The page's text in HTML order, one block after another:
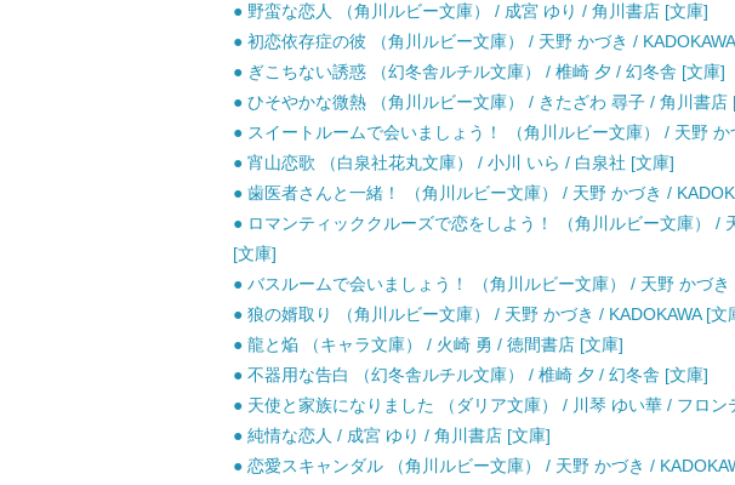
● 野蛮な恋人 （角川ルビー文庫） / 成宮 ゆり / 角川書店 [文庫]
● 初恋依存症の彼 （角川ルビー文庫） / 天野 かづき /
● ぎこちない誘惑 （幻冬舎ルチル文庫） / 椎崎 夕 / 幻冬舎 [文庫]
● ひそやかな微熱 （角川ルビー文庫） / きたざわ 尋子 / 角川書店
● スイートルームで会いましょう！ （角川ルビー文庫） / 天野
● 宵山恋歌 （白泉社花丸文庫） / 小川 いら / 白泉社 [文庫]
● 歯医者さんと一緒！ （角川ルビー文庫） / 天野 かづき /
● ロマンティッククルーズで恋をしよう！ （角川ルビー文庫） /
[文庫]
● バスルームで会いましょう！ （角川ルビー文庫） / 天野 かづ
● 狼の婿取り （角川ルビー文庫） / 天野 かづき / KADOKAWA [文
● 龍と焔 （キャラ文庫） / 火崎 勇 / 徳間書店 [文庫]
● 不器用な告白 （幻冬舎ルチル文庫） / 椎崎 夕 / 幻冬舎 [文庫]
● 天使と家族になりました （ダリア文庫） / 川琴 ゆい華 / フロン
● 純情な恋人 / 成宮 ゆり / 角川書店 [文庫]
● 恋愛スキャンダル （角川ルビー文庫） / 天野 かづき /